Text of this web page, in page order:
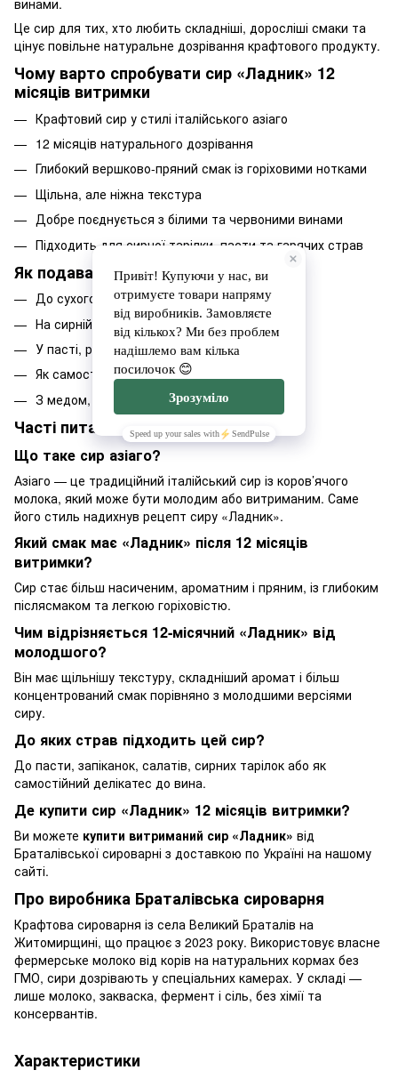
винами.
Це сир для тих, хто любить складніші, доросліші смаки та
цінує повільне натуральне дозрівання крафтового продукту.
Чому варто спробувати сир «Ладник» 12
місяців витримки
Крафтовий сир у стилі італійського азіаго
12 місяців натурального дозрівання
Глибокий вершково-пряний смак із горіховими нотками
Щільна, але ніжна текстура
Добре поєднується з білими та червоними винами
Підходить для сирної тарілки, пасти та гарячих страв
Як подавати сир «Ладник»
До сухого білого або червоного вина
На сирній тарілці з фруктами й горіхами
У пасті, різото або запіканках
Як самостійну витриману закуску
З медом, грушею чи виноградом
Часті питання
Що таке сир азіаго?
Азіаго — це традиційний італійський сир із коров’ячого
молока, який може бути молодим або витриманим. Саме
його стиль надихнув рецепт сиру «Ладник».
Який смак має «Ладник» після 12 місяців
витримки?
Сир стає більш насиченим, ароматним і пряним, із глибоким
післясмаком та легкою горіховістю.
Чим відрізняється 12-місячний «Ладник» від
молодшого?
Він має щільнішу текстуру, складніший аромат і більш
концентрований смак порівняно з молодшими версіями
сиру.
До яких страв підходить цей сир?
До пасти, запіканок, салатів, сирних тарілок або як
самостійний делікатес до вина.
Де купити сир «Ладник» 12 місяців витримки?
Ви можете купити витриманий сир «Ладник» від
Браталівської сироварні з доставкою по Україні на нашому
сайті.
Про виробника Браталівська сироварня
Крафтова сироварня із села Великий Браталів на
Житомирщині, що працює з 2023 року. Використовує власне
фермерське молоко від корів на натуральних кормах без
ГМО, сири дозрівають у спеціальних камерах. У складі —
лише молоко, закваска, фермент і сіль, без хімії та
консервантів.
Характеристики